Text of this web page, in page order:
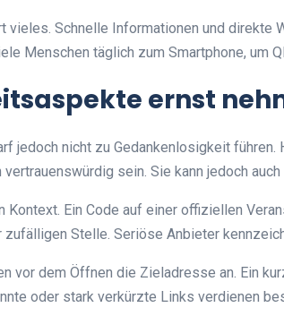
vieles. Schnelle Informationen und direkte
Menschen täglich zum Smartphone, um
ernst
jedoch nicht zu Gedankenlosigkeit führen.
vertrauenswürdig sein. Sie kann jedoch
Kontext. Ein Code auf einer offiziellen
zufälligen Stelle. Seriöse Anbieter
vor dem Öffnen die Zieladresse an. Ein
oder stark verkürzte Links verdienen